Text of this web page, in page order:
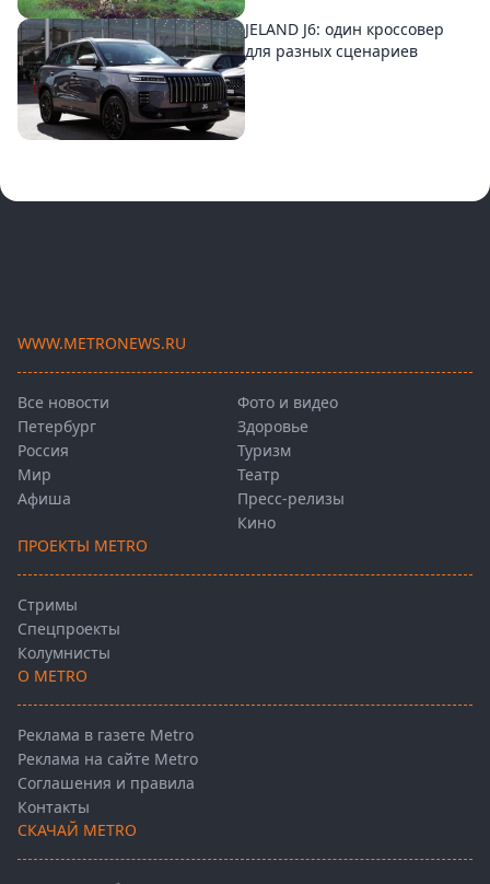
JELAND J6: один кроссовер
для разных сценариев
WWW.METRONEWS.RU
Все новости
Петербург
Россия
Мир
Афиша
Фото и видео
Здоровье
Туризм
Театр
Пресс-релизы
Кино
ПРОЕКТЫ METRO
Стримы
Спецпроекты
Колумнисты
О METRO
Реклама в газете Metro
Реклама на сайте Metro
Соглашения и правила
Контакты
СКАЧАЙ METRO